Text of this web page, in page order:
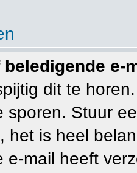
dit te
sporen. Stuur
het is heel
e-mail heeft